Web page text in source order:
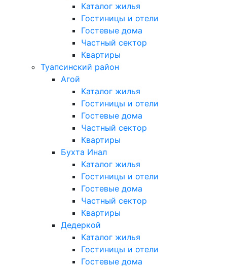
Каталог жилья
Гостиницы и отели
Гостевые дома
Частный сектор
Квартиры
Туапсинский район
Агой
Каталог жилья
Гостиницы и отели
Гостевые дома
Частный сектор
Квартиры
Бухта Инал
Каталог жилья
Гостиницы и отели
Гостевые дома
Частный сектор
Квартиры
Дедеркой
Каталог жилья
Гостиницы и отели
Гостевые дома